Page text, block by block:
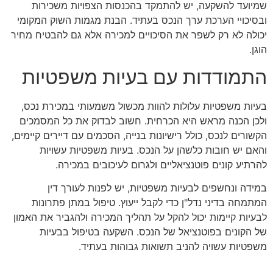
שמיועד להשקעה, יש להתמקד בהכנסות הצפויות משכירות
ובסיכויי הערכת ערך הנכס בעתיד. הבנת מגמות השוק המקומי
יכולה לא רק לשפר את הסיכויים למכירה אלא גם להבטיח מחיר
הוגן.
התמודדות עם בעיות משפטיות
בעיות משפטיות עלולות להוות מכשול משמעותי במכירת נכס,
ולכן הכנה מראש היא הכרחית. חשוב לבדוק את כל המסמכים
הקשורים לנכס, כולל רישיונות בנייה, הסכמים עם דיירים קיימים,
והאם יש חובות כלשהן על הנכס. בעיות משפטיות עשויות
להרתיע קונים פוטנציאליים ולגרום לעיכובים במכירה.
במידה ונחשפים לבעיות משפטיות, יש לפנות לעורך דין
המתמחה בדיני נדל"ן כדי לקבל ייעוץ. טיפול במתן פתרונות
לבעיות קיימות יכול להקל על תהליך המכירה ולהגביר את האמון
של הקונים בפוטנציאל של הנכס. השקעה בטיפול בבעיות
משפטיות עשויה להניב תשואות גבוהות בעתיד.